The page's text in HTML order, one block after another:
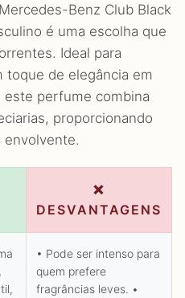
Benz Club Black
é uma escolha que
Ideal para
toque de elegância em
este perfume combina
proporcionando
envolvente.
❌
DESVANTAGENS
• Pode ser intenso para
quem prefere
fragrâncias leves. •